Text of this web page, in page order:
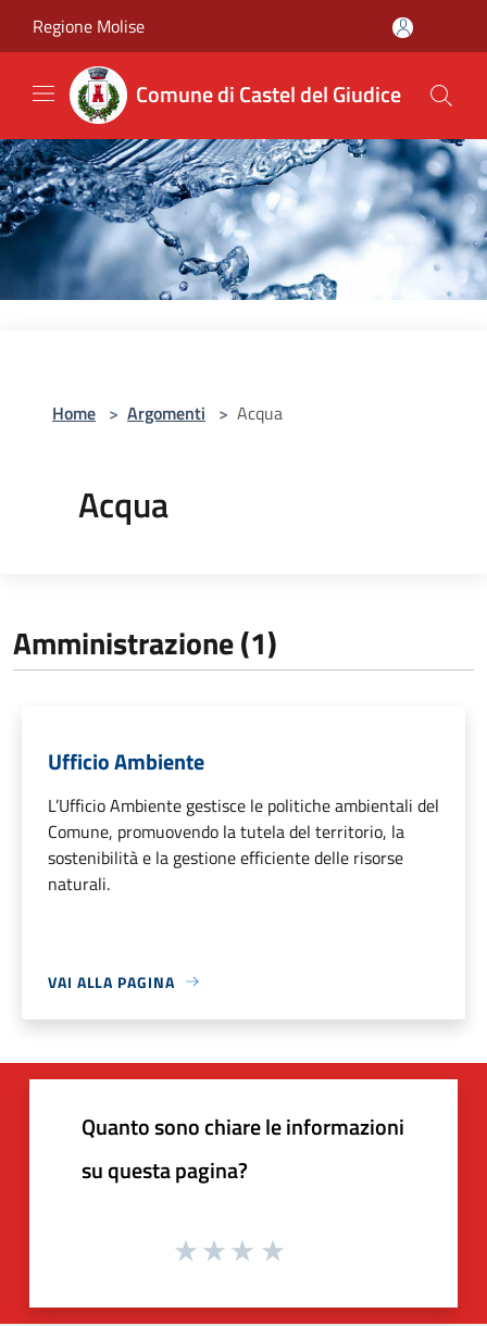
Regione Molise
Comune di Castel del Giudice
Home > Argomenti > Acqua
Acqua
Amministrazione (1)
Ufficio Ambiente
L’Ufficio Ambiente gestisce le politiche ambientali del
Comune, promuovendo la tutela del territorio, la
sostenibilità e la gestione efficiente delle risorse
naturali.
VAI ALLA PAGINA
Quanto sono chiare le informazioni
su questa pagina?